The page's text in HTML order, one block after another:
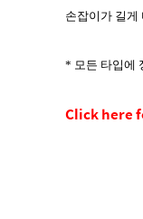
손잡이가 길게
* 모든 타입에
Click here